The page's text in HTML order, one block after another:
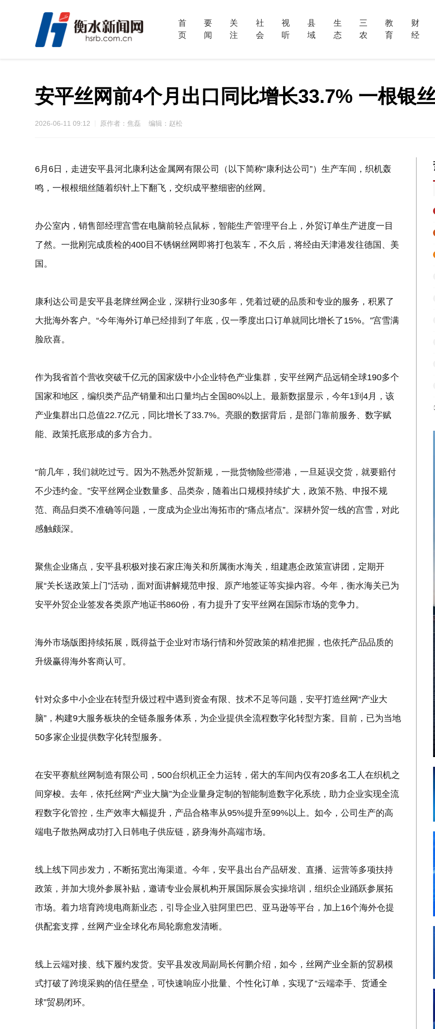
首
页
要
闻
关
注
社
会
视
听
县
域
生
态
三
农
教
育
财
经
安平丝网前4个月出口同比增长33.7% 一根银
2026-06-11 09:12 原作者：焦磊 编辑：赵松
6月6日，走进安平县河北康利达金属网有限公司（以下简称“康利达公司”）生产车间，织机轰
鸣，一根根细丝随着织针上下翻飞，交织成平整细密的丝网。
办公室内，销售部经理宫雪在电脑前轻点鼠标，智能生产管理平台上，外贸订单生产进度一目
了然。一批刚完成质检的400目不锈钢丝网即将打包装车，不久后，将经由天津港发往德国、美
国。
康利达公司是安平县老牌丝网企业，深耕行业30多年，凭着过硬的品质和专业的服务，积累了
大批海外客户。“今年海外订单已经排到了年底，仅一季度出口订单就同比增长了15%。”宫雪满
脸欣喜。
作为我省首个营收突破千亿元的国家级中小企业特色产业集群，安平丝网产品远销全球190多个
国家和地区，编织类产品产销量和出口量均占全国80%以上。最新数据显示，今年1到4月，该
产业集群出口总值22.7亿元，同比增长了33.7%。亮眼的数据背后，是部门靠前服务、数字赋
能、政策托底形成的多方合力。
“前几年，我们就吃过亏。因为不熟悉外贸新规，一批货物险些滞港，一旦延误交货，就要赔付
不少违约金。”安平丝网企业数量多、品类杂，随着出口规模持续扩大，政策不熟、申报不规
范、商品归类不准确等问题，一度成为企业出海拓市的“痛点堵点”。深耕外贸一线的宫雪，对此
感触颇深。
聚焦企业痛点，安平县积极对接石家庄海关和所属衡水海关，组建惠企政策宣讲团，定期开
展“关长送政策上门”活动，面对面讲解规范申报、原产地签证等实操内容。今年，衡水海关已为
安平外贸企业签发各类原产地证书860份，有力提升了安平丝网在国际市场的竞争力。
海外市场版图持续拓展，既得益于企业对市场行情和外贸政策的精准把握，也依托产品品质的
升级赢得海外客商认可。
针对众多中小企业在转型升级过程中遇到资金有限、技术不足等问题，安平打造丝网“产业大
脑”，构建9大服务板块的全链条服务体系，为企业提供全流程数字化转型方案。目前，已为当地
50多家企业提供数字化转型服务。
在安平赛航丝网制造有限公司，500台织机正全力运转，偌大的车间内仅有20多名工人在织机之
间穿梭。去年，依托丝网“产业大脑”为企业量身定制的智能制造数字化系统，助力企业实现全流
程数字化管控，生产效率大幅提升，产品合格率从95%提升至99%以上。如今，公司生产的高
端电子散热网成功打入日韩电子供应链，跻身海外高端市场。
线上线下同步发力，不断拓宽出海渠道。今年，安平县出台产品研发、直播、运营等多项扶持
政策，并加大境外参展补贴，邀请专业会展机构开展国际展会实操培训，组织企业踊跃参展拓
市场。着力培育跨境电商新业态，引导企业入驻阿里巴巴、亚马逊等平台，加上16个海外仓提
供配套支撑，丝网产业全球化布局轮廓愈发清晰。
线上云端对接、线下履约发货。安平县发改局副局长何鹏介绍，如今，丝网产业全新的贸易模
式打破了跨境采购的信任壁垒，可快速响应小批量、个性化订单，实现了“云端牵手、货通全
球”贸易闭环。